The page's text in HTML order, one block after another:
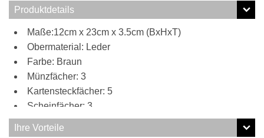
Produktdetails
Maße:12cm x 23cm x 3.5cm (BxHxT)
Obermaterial: Leder
Farbe: Braun
Münzfächer: 3
Kartensteckfächer: 5
Scheinfächer: 3
Ihre Vorteile